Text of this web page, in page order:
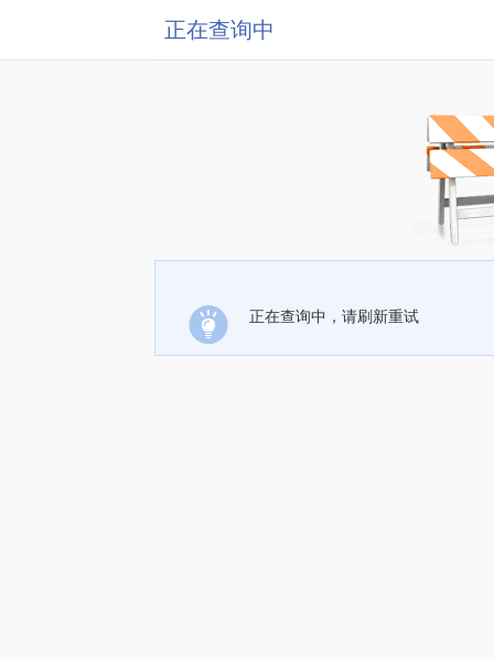
正在查询中
正在查询中，请刷新重试